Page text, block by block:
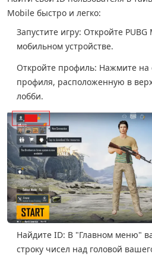
Mobile быстро и легко:
Запустите игру: Откройте
мобильном устройстве.
Откройте профиль: Нажмите на
профиля, расположенную в
лобби.
Найдите ID: В "Главном меню"
строку чисел над головой